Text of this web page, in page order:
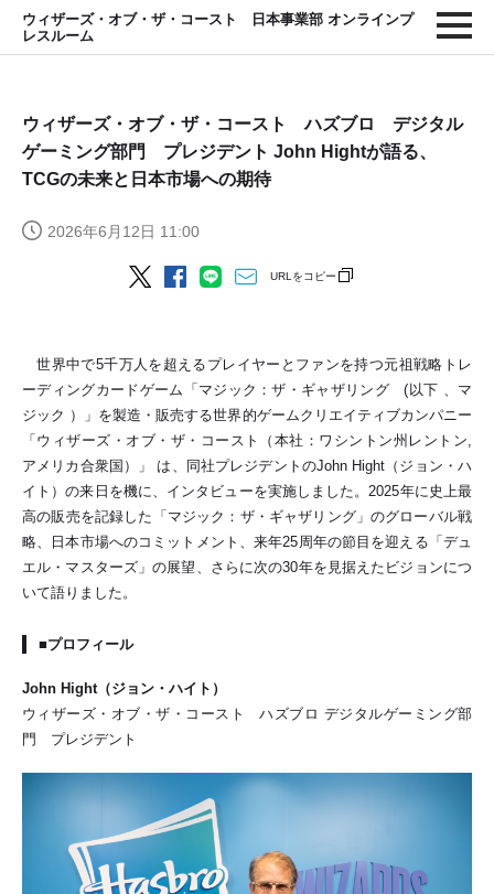
ウィザーズ・オブ・ザ・コースト 日本事業部 オンラインプ
レスルーム
ウィザーズ・オブ・ザ・コースト ハズブロ デジタル
ゲーミング部門 プレジデント John Hightが語る、
TCGの未来と日本市場への期待
2026年6月12日 11:00
URLをコピー
世界中で5千万人を超えるプレイヤーとファンを持つ元祖戦略トレ
ーディングカードゲーム「マジック：ザ・ギャザリング (以下 、マ
ジック ）」を製造・販売する世界的ゲームクリエイティブカンパニー
「ウィザーズ・オブ・ザ・コースト（本社：ワシントン州レントン,
アメリカ合衆国）」 は、同社プレジデントのJohn Hight（ジョン・ハ
イト）の来日を機に、インタビューを実施しました。2025年に史上最
高の販売を記録した「マジック：ザ・ギャザリング」のグローバル戦
略、日本市場へのコミットメント、来年25周年の節目を迎える「デュ
エル・マスターズ」の展望、さらに次の30年を見据えたビジョンにつ
いて語りました。
■プロフィール
John Hight （ジョン・ハイト）
ウィザーズ・オブ・ザ・コースト ハズブロ デジタルゲーミング部
門 プレジデント